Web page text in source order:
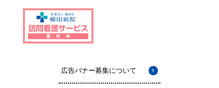
広告バナー募集について